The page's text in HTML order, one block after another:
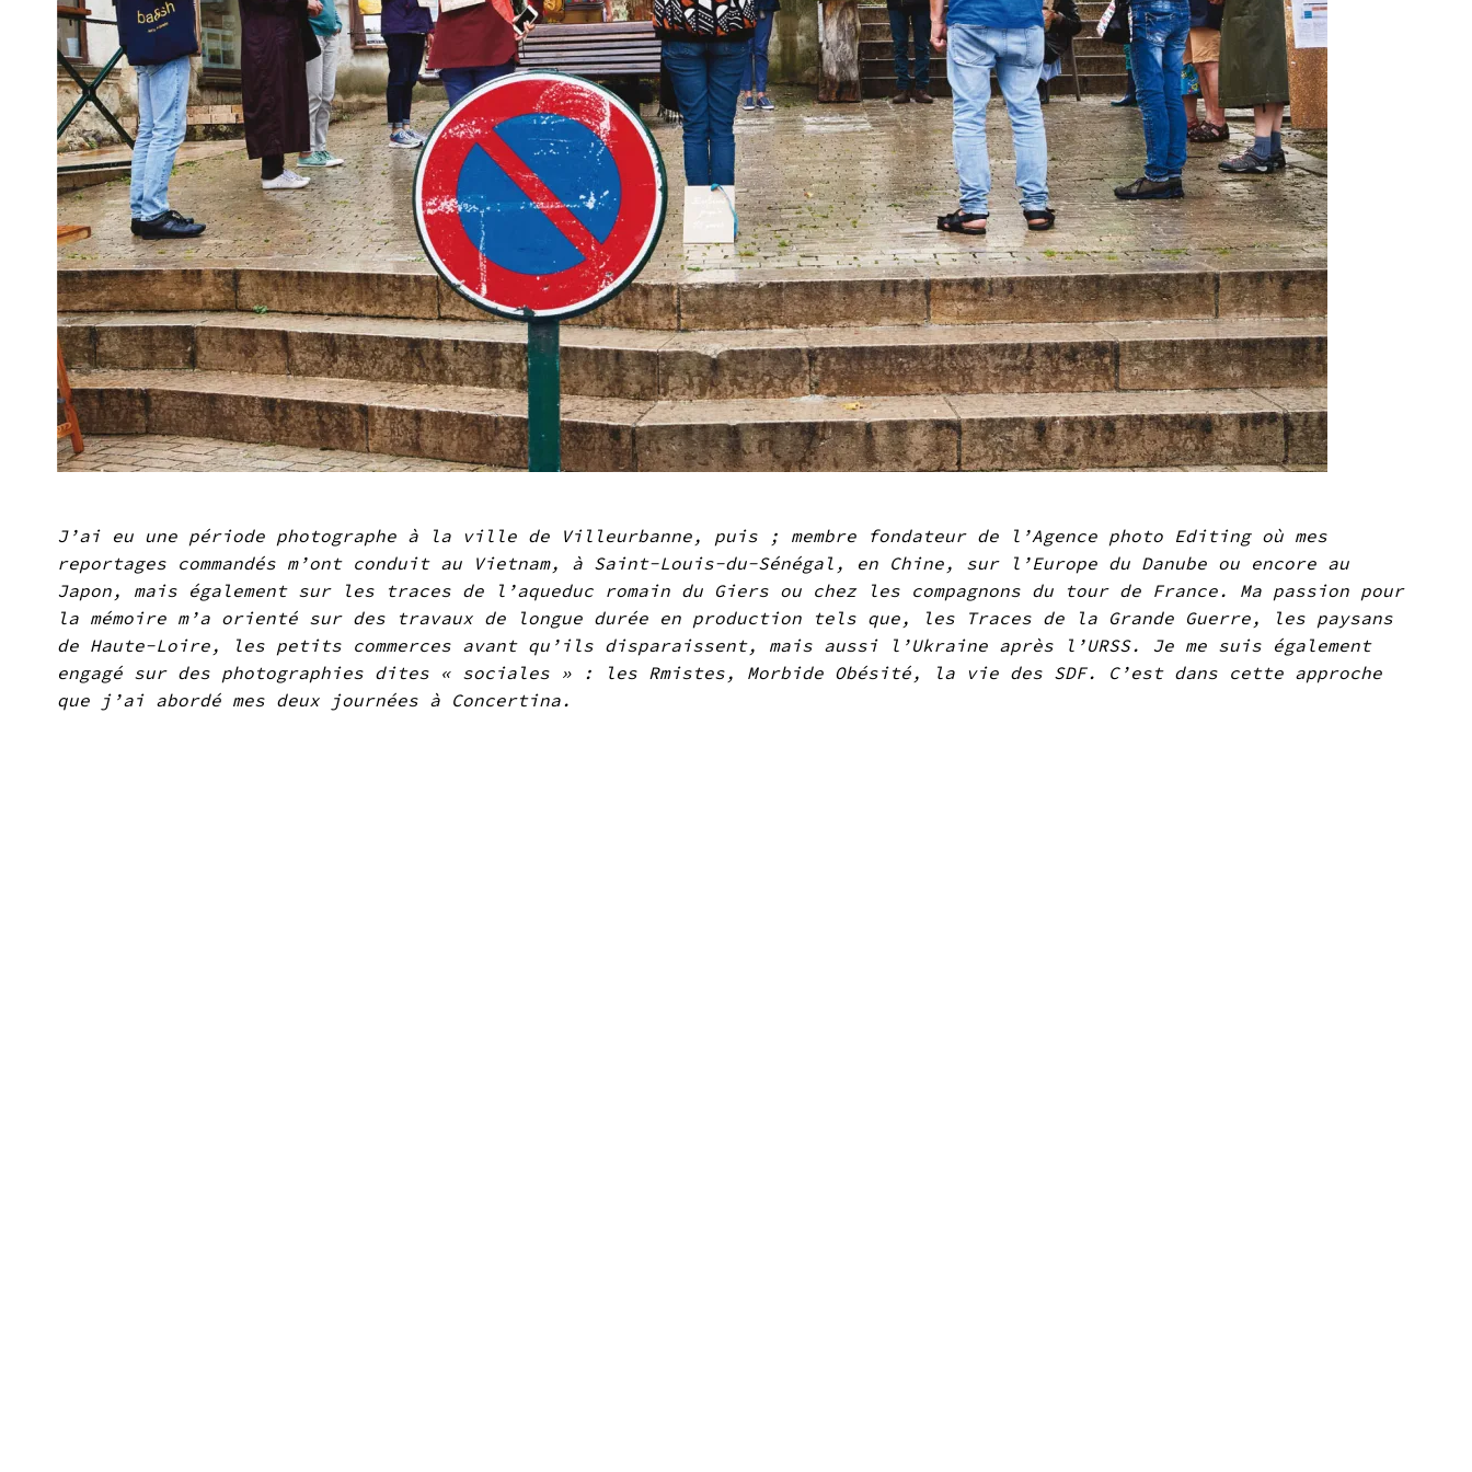
J’ai eu une période photographe à la ville de Villeurbanne, puis ; membre fondateur de l’Agence photo Editing où mes
reportages commandés m’ont conduit au Vietnam, à Saint-Louis-du-Sénégal, en Chine, sur l’Europe du Danube ou encore au
Japon, mais également sur les traces de l’aqueduc romain du Giers ou chez les compagnons du tour de France. Ma passion pour
la mémoire m’a orienté sur des travaux de longue durée en production tels que, les Traces de la Grande Guerre, les paysans
de Haute-Loire, les petits commerces avant qu’ils disparaissent, mais aussi l’Ukraine après l’URSS. Je me suis également
engagé sur des photographies dites « sociales » : les Rmistes, Morbide Obésité, la vie des SDF. C’est dans cette approche
que j’ai abordé mes deux journées à Concertina.